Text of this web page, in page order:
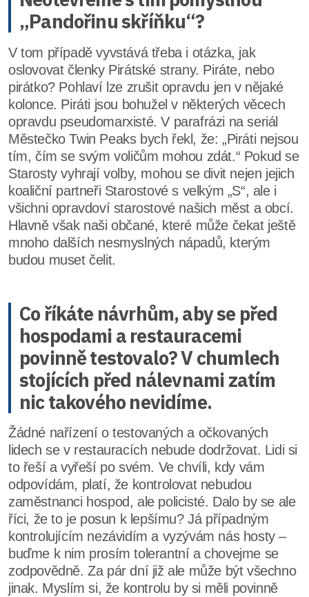
„Pandořinu skříňku“?
V tom případě vyvstává třeba i otázka, jak
oslovovat členky Pirátské strany. Piráte, nebo
pirátko? Pohlaví lze zrušit opravdu jen v nějaké
kolonce. Piráti jsou bohužel v některých věcech
opravdu pseudomarxisté. V parafrázi na seriál
Městečko Twin Peaks bych řekl, že: „Piráti nejsou
tím, čím se svým voličům mohou zdát.“ Pokud se
Starosty vyhrají volby, mohou se divit nejen jejich
koaliční partneři Starostové s velkým „S“, ale i
všichni opravdoví starostové našich měst a obcí.
Hlavně však naši občané, které může čekat ještě
mnoho dalších nesmyslných nápadů, kterým
budou muset čelit.
Co říkáte návrhům, aby se před
hospodami a restauracemi
povinně testovalo? V chumlech
stojících před nálevnami zatím
nic takového nevidíme.
Žádné nařízení o testovaných a očkovaných
lidech se v restauracích nebude dodržovat. Lidi si
to řeší a vyřeší po svém. Ve chvíli, kdy vám
odpovídám, platí, že kontrolovat nebudou
zaměstnanci hospod, ale policisté. Dalo by se ale
říci, že to je posun k lepšímu? Já případným
kontrolujícím nezávidím a vyzývám nás hosty –
buďme k nim prosím tolerantní a chovejme se
zodpovědně. Za pár dní již ale může být všechno
jinak. Myslím si, že kontrolu by si měli povinně